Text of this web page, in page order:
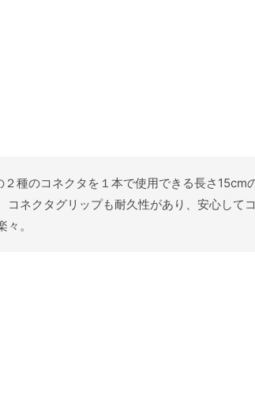
種のコネクタを１本で使用できる長さ
ネクタグリップも耐久性があり、安心し
。